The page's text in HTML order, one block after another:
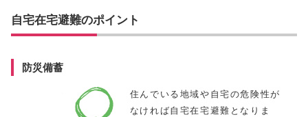
自宅在宅避難のポイント
防災備蓄
住んでいる地域や自宅の危険性が
なければ自宅在宅避難となりま